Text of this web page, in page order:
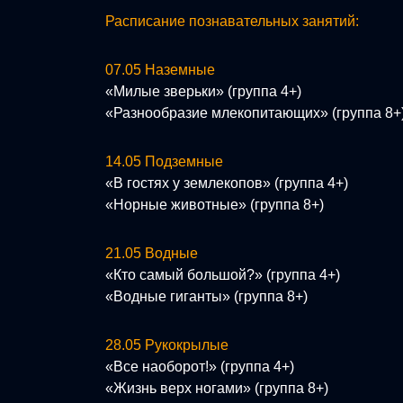
Расписание познавательных занятий:
07.05 Наземные
«Милые зверьки» (группа 4+)
«Разнообразие млекопитающих» (группа
14.05 Подземные
«В гостях у землекопов» (группа 4+)
«Норные животные» (группа 8+)
21.05 Водные
«Кто самый большой?» (группа 4+)
«Водные гиганты» (группа 8+)
28.05 Рукокрылые
«Все наоборот!» (группа 4+)
«Жизнь верх ногами» (группа 8+)